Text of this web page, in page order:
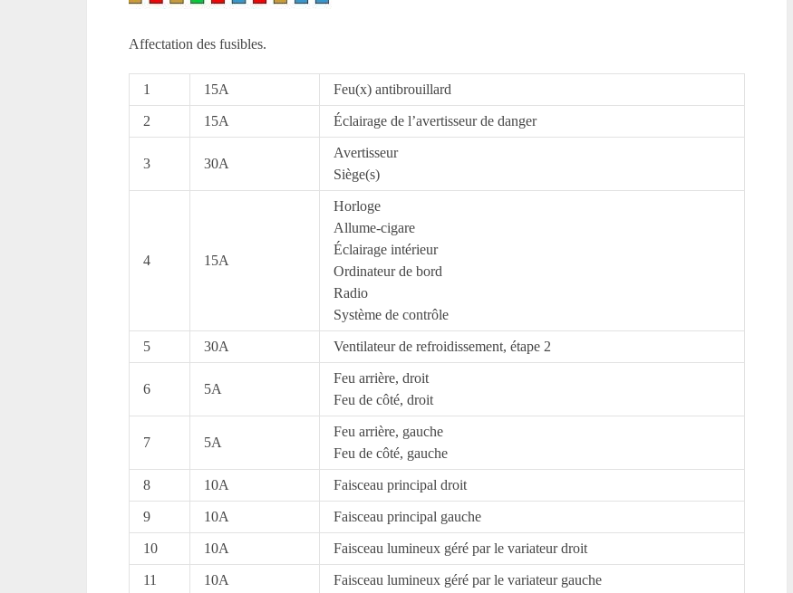
Affectation des fusibles.
1 15A Feu(x) antibrouillard
2 15A Éclairage de l’avertisseur de danger
3 30A
Avertisseur
Siège(s)
4 15A
Horloge
Allume-cigare
Éclairage intérieur
Ordinateur de bord
Radio
Système de contrôle
5 30A Ventilateur de refroidissement, étape 2
6 5A
Feu arrière, droit
Feu de côté, droit
7 5A
Feu arrière, gauche
Feu de côté, gauche
8 10A Faisceau principal droit
9 10A Faisceau principal gauche
10 10A Faisceau lumineux géré par le variateur droit
11 10A Faisceau lumineux géré par le variateur gauche